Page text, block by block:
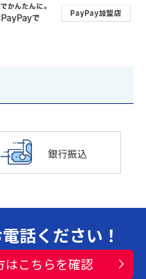
銀行振込
話ください！
はこちらを確認